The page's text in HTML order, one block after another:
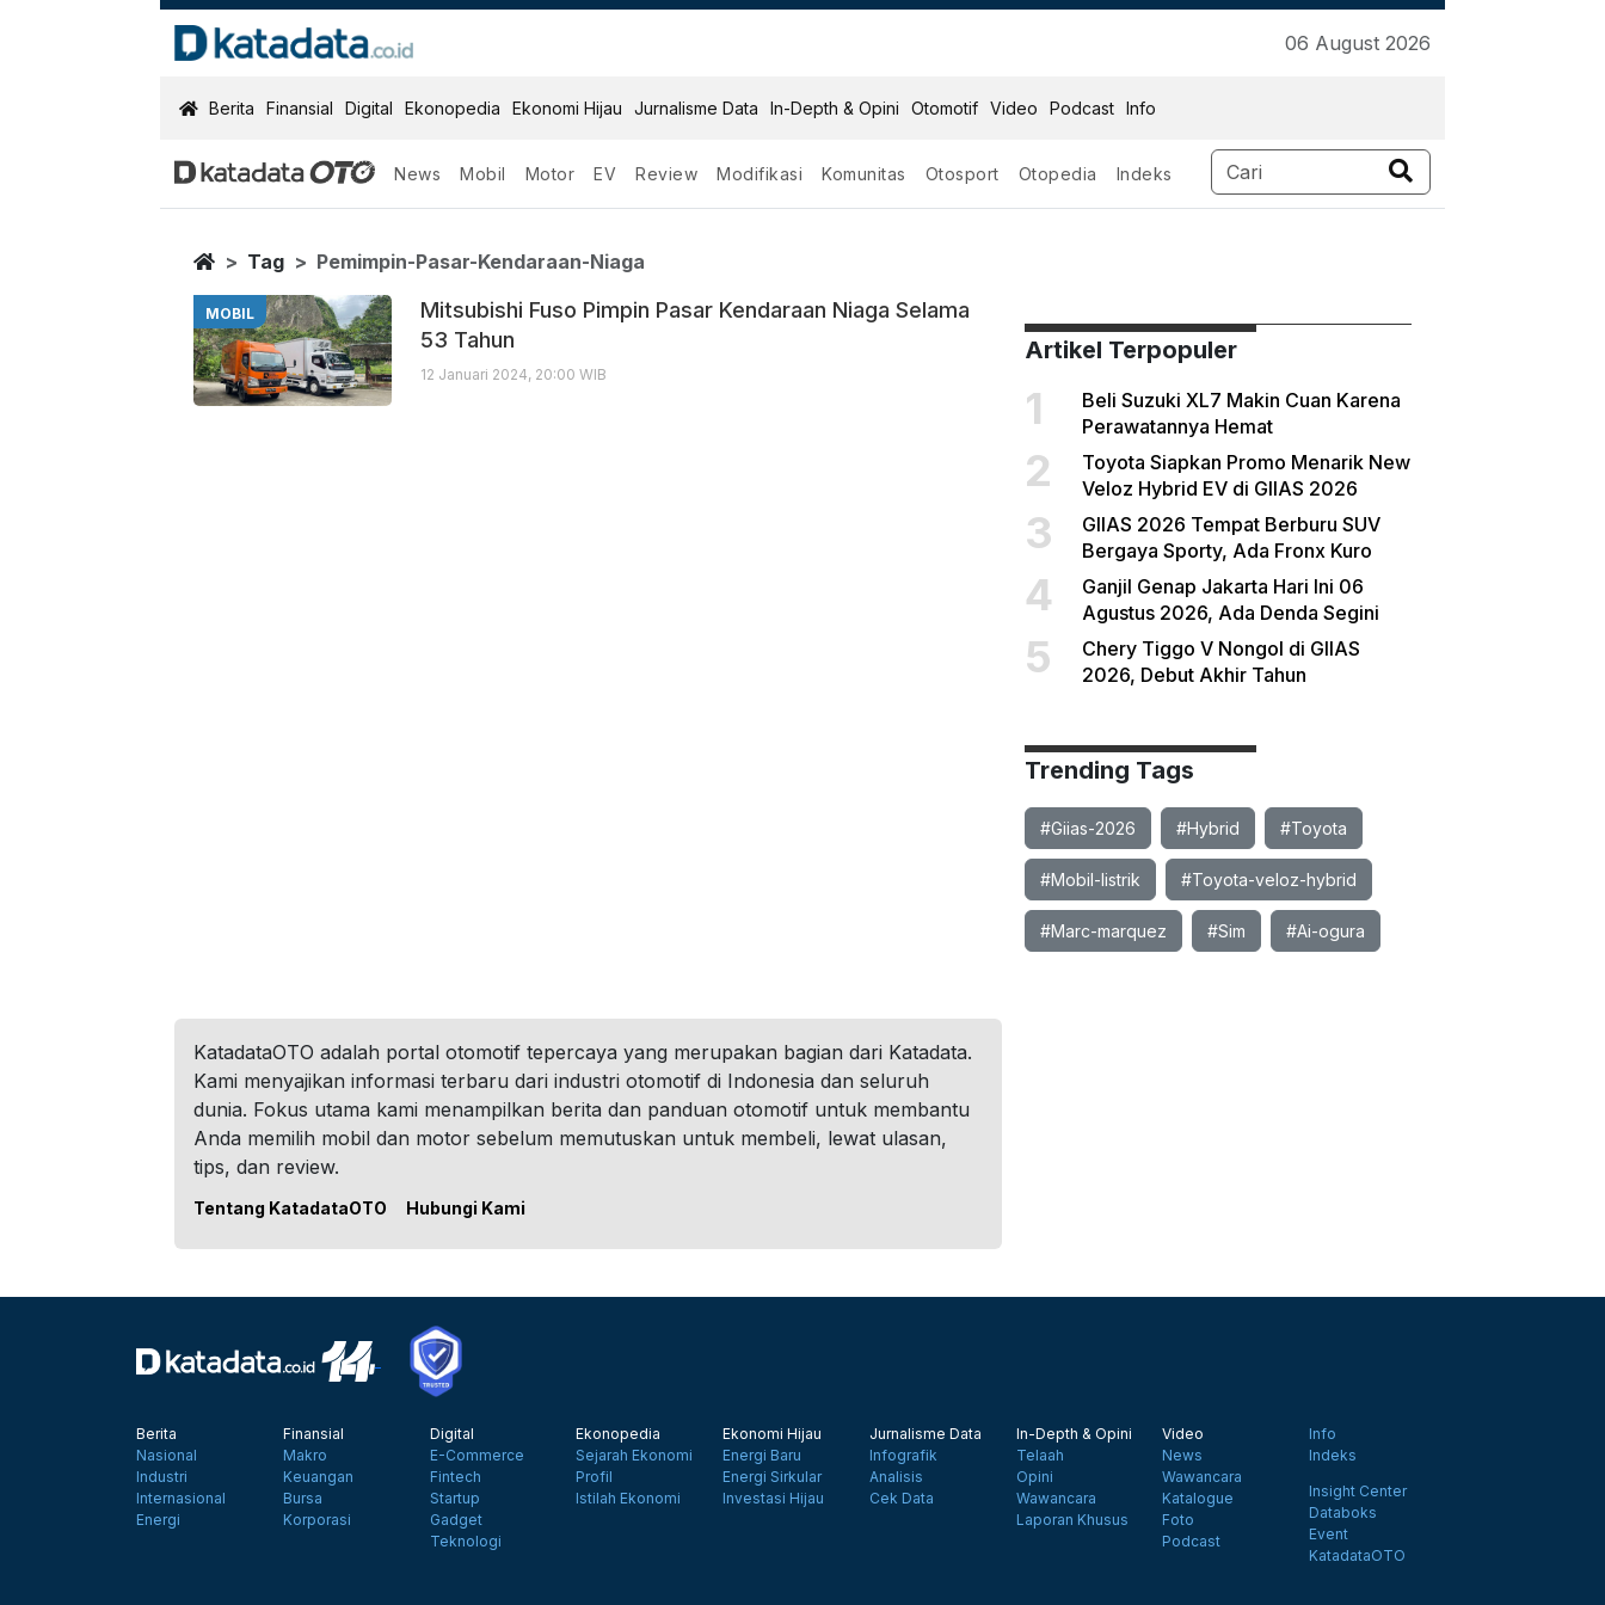
06 August 2026
KatadataOTO
Berita Finansial Digital Ekonopedia Ekonomi Hijau Jurnalisme Data In-Depth & Opini Otomotif Video Podcast Info
News Mobil Motor EV Review Modifikasi Komunitas Otosport Otopedia Indeks
Pemimpin Pasar Kendaraan Niaga
Berita Terbaru
Home
Tag Pemimpin-Pasar-Kendaraan-Niaga
MOBIL
Mitsubishi Fuso Pimpin Pasar Kendaraan Niaga Selama
53 Tahun
12 Januari 2024, 20:00 WIB
Artikel Terpopuler
1
Beli Suzuki XL7 Makin Cuan Karena
Perawatannya Hemat
2
Toyota Siapkan Promo Menarik New
Veloz Hybrid EV di GIIAS 2026
3
GIIAS 2026 Tempat Berburu SUV
Bergaya Sporty, Ada Fronx Kuro
4
Ganjil Genap Jakarta Hari Ini 06
Agustus 2026, Ada Denda Segini
5
Chery Tiggo V Nongol di GIIAS
2026, Debut Akhir Tahun
Trending Tags
#Giias-2026 #Hybrid #Toyota
#Mobil-listrik #Toyota-veloz-hybrid
#Marc-marquez #Sim #Ai-ogura
KatadataOTO adalah portal otomotif tepercaya yang merupakan bagian dari Katadata.
Kami menyajikan informasi terbaru dari industri otomotif di Indonesia dan seluruh
dunia. Fokus utama kami menampilkan berita dan panduan otomotif untuk membantu
Anda memilih mobil dan motor sebelum memutuskan untuk membeli, lewat ulasan,
tips, dan review.
Tentang KatadataOTO Hubungi Kami
Berita
Nasional
Industri
Internasional
Energi
Finansial
Makro
Keuangan
Bursa
Korporasi
Digital
E-Commerce
Fintech
Startup
Gadget
Teknologi
Ekonopedia
Sejarah Ekonomi
Profil
Istilah Ekonomi
Ekonomi Hijau
Energi Baru
Energi Sirkular
Investasi Hijau
Jurnalisme Data
Infografik
Analisis
Cek Data
In-Depth & Opini
Telaah
Opini
Wawancara
Laporan Khusus
Video
News
Wawancara
Katalogue
Foto
Podcast
Info
Indeks
Insight Center
Databoks
Event
KatadataOTO